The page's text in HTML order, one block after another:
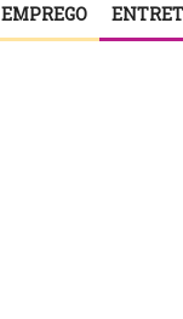
EMPREGO